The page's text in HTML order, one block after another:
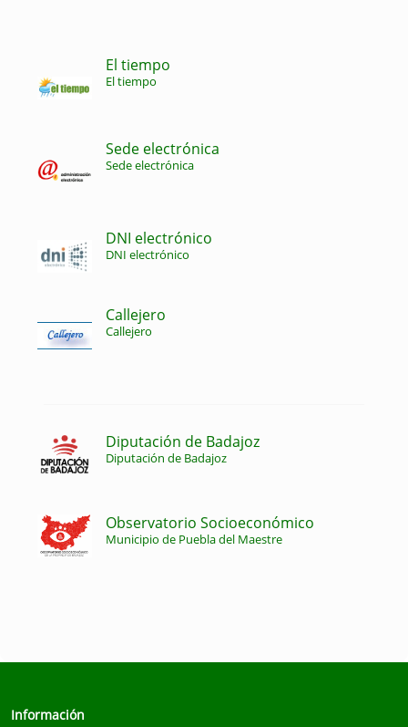
El tiempo
El tiempo
Sede electrónica
Sede electrónica
DNI electrónico
DNI electrónico
Callejero
Callejero
Diputación de Badajoz
Diputación de Badajoz
Observatorio Socioeconómico
Municipio de Puebla del Maestre
Información